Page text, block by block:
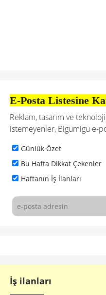
E-Posta Listesine
Reklam, tasarım ve
istemeyenler, Bigumigu e-
Günlük Özet
Bu Hafta Dikkat Çekenler
Haftanın İş İlanları
İş ilanları